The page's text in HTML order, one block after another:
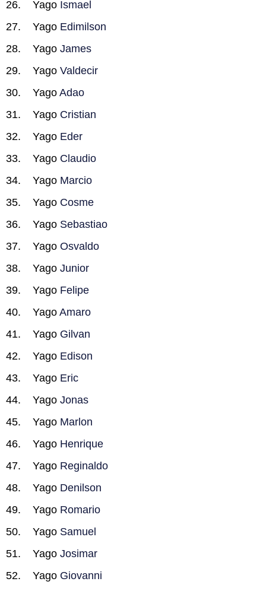
Yago Ismael
Yago Edimilson
Yago James
Yago Valdecir
Yago Adao
Yago Cristian
Yago Eder
Yago Claudio
Yago Marcio
Yago Cosme
Yago Sebastiao
Yago Osvaldo
Yago Junior
Yago Felipe
Yago Amaro
Yago Gilvan
Yago Edison
Yago Eric
Yago Jonas
Yago Marlon
Yago Henrique
Yago Reginaldo
Yago Denilson
Yago Romario
Yago Samuel
Yago Josimar
Yago Giovanni